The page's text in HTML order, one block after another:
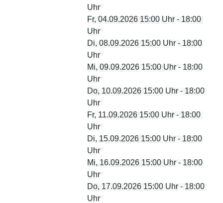
Uhr
Fr, 04.09.2026 15:00 Uhr - 18:00
Uhr
Di, 08.09.2026 15:00 Uhr - 18:00
Uhr
Mi, 09.09.2026 15:00 Uhr - 18:00
Uhr
Do, 10.09.2026 15:00 Uhr - 18:00
Uhr
Fr, 11.09.2026 15:00 Uhr - 18:00
Uhr
Di, 15.09.2026 15:00 Uhr - 18:00
Uhr
Mi, 16.09.2026 15:00 Uhr - 18:00
Uhr
Do, 17.09.2026 15:00 Uhr - 18:00
Uhr